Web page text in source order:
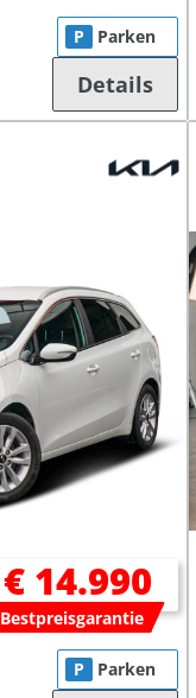
P Parken
Details
€ 14.990
Bestpreisgarantie
P Parken